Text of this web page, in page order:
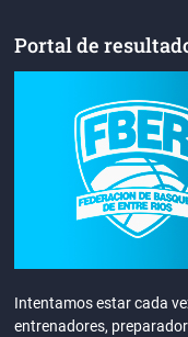
Portal de
Intentamos estar cada
entrenadores,